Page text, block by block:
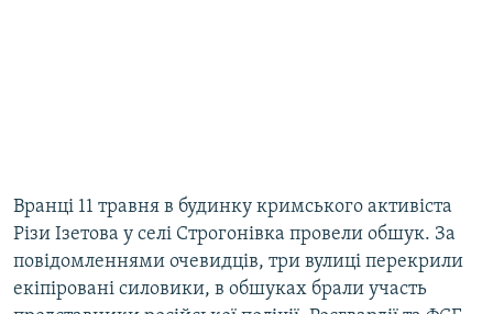
Вранці 11 травня в будинку кримського активіста
Різи Ізетова у селі Строгонівка провели обшук. За
повідомленнями очевидців, три вулиці перекрили
екіпіровані силовики, в обшуках брали участь